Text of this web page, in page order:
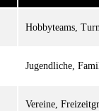
Hobbyteams,
Jugendliche,
Vereine,